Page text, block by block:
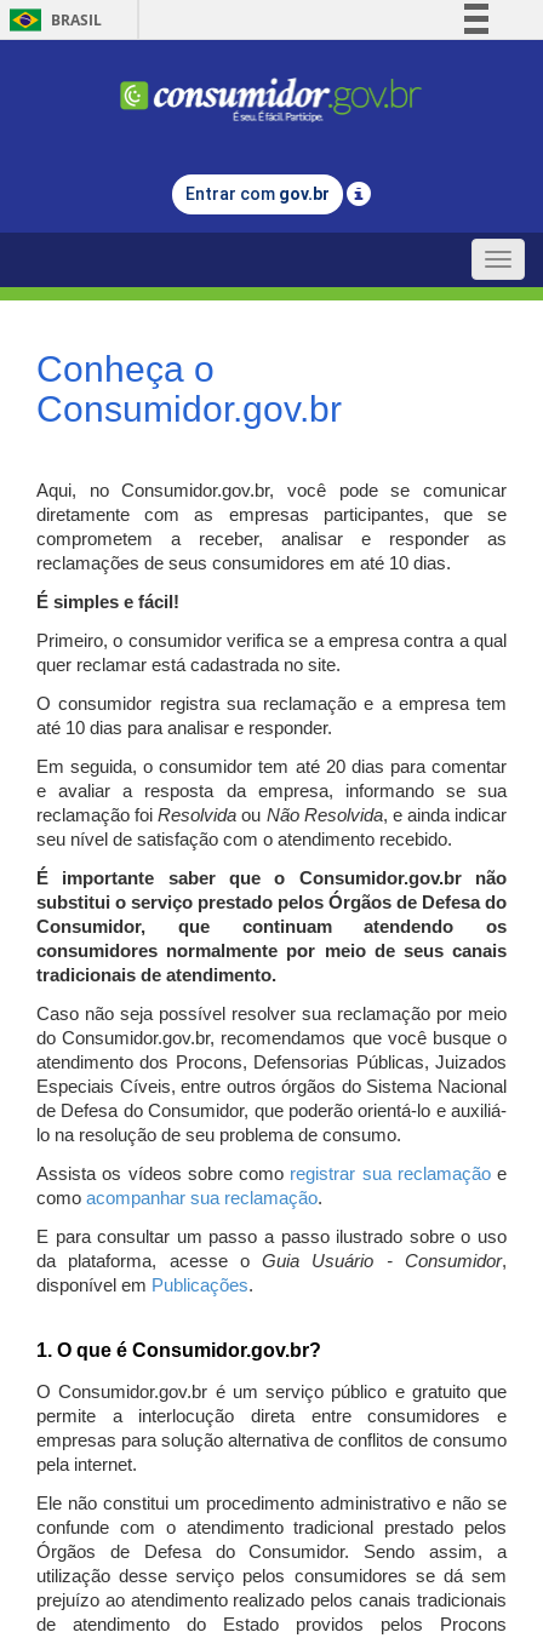
BRASIL
Comunica BR
Legislação
Entrar com gov.br
Toggle
Conheça o
Consumidor.gov.br
Aqui, no Consumidor.gov.br, você pode se comunicar
diretamente com as empresas participantes, que se
comprometem a receber, analisar e responder as
reclamações de seus consumidores em até 10 dias.
É simples e fácil!
Primeiro, o consumidor verifica se a empresa contra a qual
quer reclamar está cadastrada no site.
O consumidor registra sua reclamação e a empresa tem
até 10 dias para analisar e responder.
Em seguida, o consumidor tem até 20 dias para comentar
e avaliar a resposta da empresa, informando se sua
reclamação foiResolvida ou Não Resolvida, e ainda indicar
seu nível de satisfação com o atendimento recebido.
É importante saber que o Consumidor.gov.br não
substitui o serviço prestado pelos Órgãos de Defesa do
Consumidor, que continuam atendendo os
consumidores normalmente por meio de seus canais
tradicionais de atendimento.
Caso não seja possível resolver sua reclamação por meio
do Consumidor.gov.br, recomendamos que você busque o
atendimento dos Procons, Defensorias Públicas, Juizados
Especiais Cíveis, entre outros órgãos do Sistema Nacional
de Defesa do Consumidor, que poderão orientá-lo e auxiliá-
lo na resolução de seu problema de consumo.
Assista os vídeos sobre como registrar sua reclamaçãoe
como acompanhar sua reclamação.
E para consultar um passo a passo ilustrado sobre o uso
da plataforma, acesse oGuia Usuário - Consumidor,
disponível em Publicações.
1. O que é Consumidor.gov.br?
O Consumidor.gov.br é um serviço público e gratuito que
permite a interlocução direta entre consumidores e
empresas para solução alternativa de conflitos de consumo
pela internet.
Ele não constitui um procedimento administrativo e não se
confunde com o atendimento tradicional prestado pelos
Órgãos de Defesa do Consumidor. Sendo assim, a
utilização desse serviço pelos consumidores se dá sem
prejuízo ao atendimento realizado pelos canais tradicionais
de atendimento do Estado providos pelos Procons